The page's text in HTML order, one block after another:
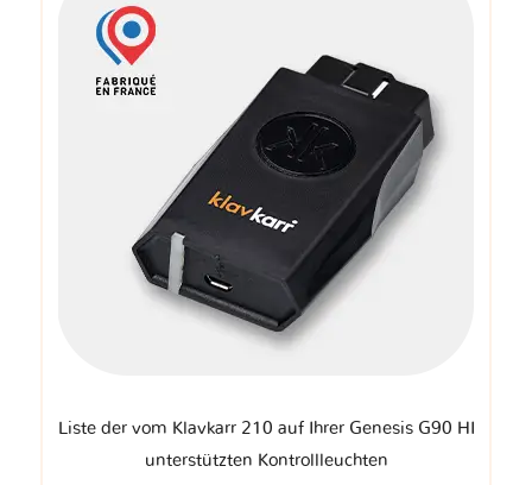
Liste der vom Klavkarr 210 auf Ihrer Genesis G90 HI
unterstützten Kontrollleuchten